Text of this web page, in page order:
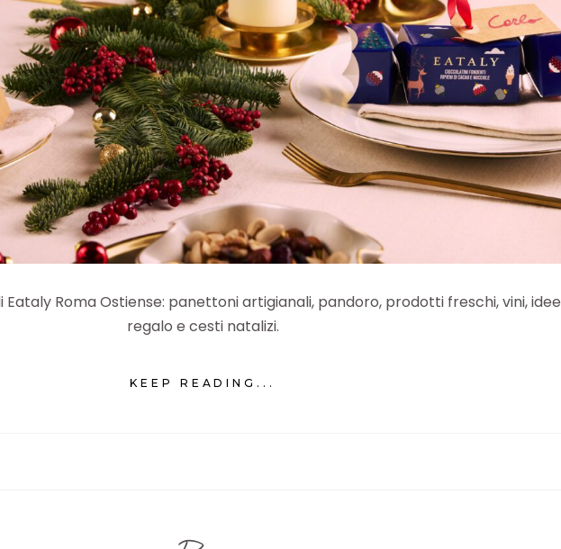
Eataly Roma Ostiense: panettoni artigianali, pandoro, prodotti freschi, vini, idee
regalo e cesti natalizi.
KEEP READING...